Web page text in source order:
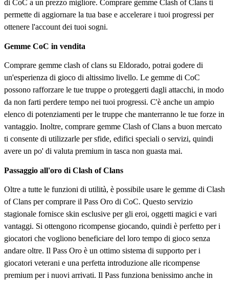
di CoC a un prezzo migliore. Comprare gemme Clash of Clans ti
permette di aggiornare la tua base e accelerare i tuoi progressi per
ottenere l'account dei tuoi sogni.
Gemme CoC in vendita
Comprare gemme clash of clans su Eldorado, potrai godere di
un'esperienza di gioco di altissimo livello. Le gemme di CoC
possono rafforzare le tue truppe o proteggerti dagli attacchi, in modo
da non farti perdere tempo nei tuoi progressi. C'è anche un ampio
elenco di potenziamenti per le truppe che manterranno le tue forze in
vantaggio. Inoltre, comprare gemme Clash of Clans a buon mercato
ti consente di utilizzarle per sfide, edifici speciali o servizi, quindi
avere un po' di valuta premium in tasca non guasta mai.
Passaggio all'oro di Clash of Clans
Oltre a tutte le funzioni di utilità, è possibile usare le gemme di Clash
of Clans per comprare il Pass Oro di CoC. Questo servizio
stagionale fornisce skin esclusive per gli eroi, oggetti magici e vari
vantaggi. Si ottengono ricompense giocando, quindi è perfetto per i
giocatori che vogliono beneficiare del loro tempo di gioco senza
andare oltre. Il Pass Oro è un ottimo sistema di supporto per i
giocatori veterani e una perfetta introduzione alle ricompense
premium per i nuovi arrivati. Il Pass funziona benissimo anche in